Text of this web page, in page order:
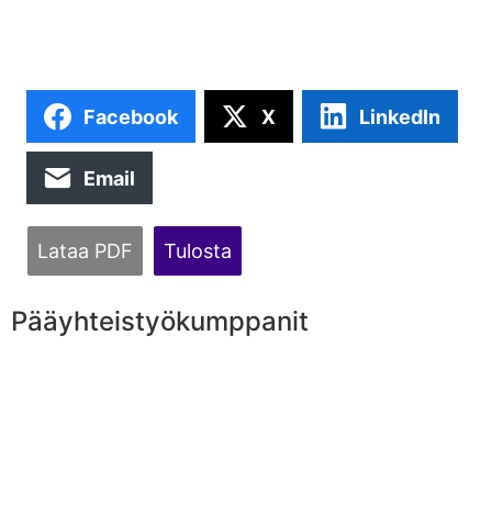
Facebook X LinkedIn
Email
Lataa PDF Tulosta
Pääyhteistyökumppanit